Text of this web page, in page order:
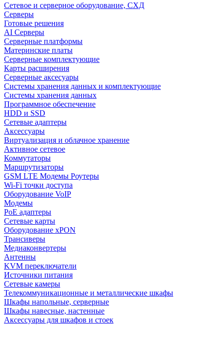
Сетевое и серверное оборудование, СХД
Cерверы
Готовые решения
AI Серверы
Серверные платформы
Материнские платы
Серверные комплектующие
Карты расширения
Серверные аксесуары
Системы хранения данных и комплектующие
Системы хранения данных
Программное обеспечение
HDD и SSD
Сетевые адаптеры
Аксессуары
Виртуализация и облачное хранение
Активное сетевое
Коммутаторы
Маршрутизаторы
GSM LTE Модемы Роутеры
Wi-Fi точки доступа
Оборудование VoIP
Модемы
PoE адаптеры
Сетевые карты
Оборудование xPON
Трансиверы
Медиаконвертеры
Антенны
KVM переключатели
Источники питания
Сетевые камеры
Телекоммуникационные и металлические шкафы
Шкафы напольные, серверные
Шкафы навесные, настенные
Аксессуары для шкафов и стоек